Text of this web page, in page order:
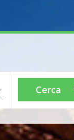
Cerca